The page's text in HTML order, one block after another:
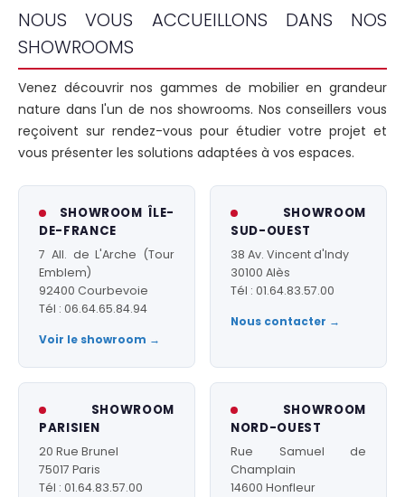
NOUS VOUS ACCUEILLONS DANS NOS
SHOWROOMS
Venez découvrir nos gammes de mobilier en grandeur
nature dans l'un de nos showrooms. Nos conseillers vous
reçoivent sur rendez-vous pour étudier votre projet et
vous présenter les solutions adaptées à vos espaces.
SHOWROOM ÎLE-
DE-FRANCE
7 All. de L'Arche (Tour
Emblem)
92400 Courbevoie
Tél : 06.64.65.84.94
Voir le showroom →
SHOWROOM
SUD-OUEST
38 Av. Vincent d'Indy
30100 Alès
Tél : 01.64.83.57.00
Nous contacter →
SHOWROOM
PARISIEN
20 Rue Brunel
75017 Paris
Tél : 01.64.83.57.00
SHOWROOM
NORD-OUEST
Rue Samuel de
Champlain
14600 Honfleur